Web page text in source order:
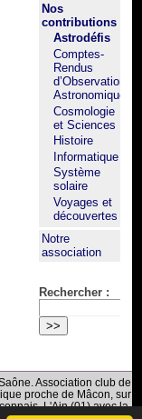
Nos
contributions
Astrodéfis
Comptes-
Rendus
d’Observation
Astronomique
Cosmologie
et Sciences
Histoire
Informatique
Système
solaire
Voyages et
découvertes
Notre
association
Rechercher :
Association club de
proche de Mâcon, sur
L'Ain (01) avec la